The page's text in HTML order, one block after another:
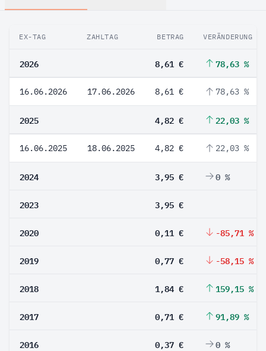
EX-TAG ZAHLTAG BETRAG VERÄNDERUNG
2026 8,61 € 78,63 %
16.06.2026 17.06.2026 8,61 € 78,63 %
2025 4,82 € 22,03 %
16.06.2025 18.06.2025 4,82 € 22,03 %
2024 3,95 € 0 %
2023 3,95 €
2020 0,11 € -85,71 %
2019 0,77 € -58,15 %
2018 1,84 € 159,15 %
2017 0,71 € 91,89 %
2016 0,37 € 0 %